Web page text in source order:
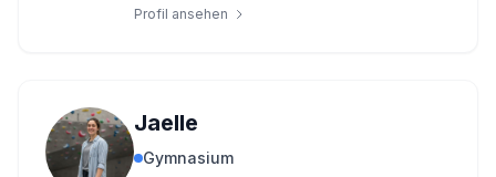
Profil ansehen
Jaelle
Gymnasium